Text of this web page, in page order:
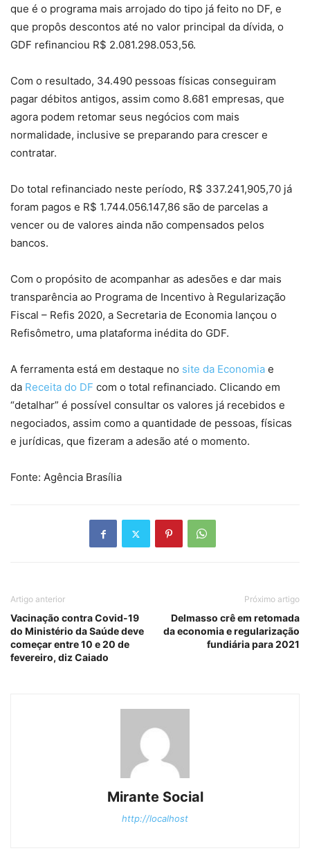
que é o programa mais arrojado do tipo já feito no DF, e
que propôs descontos até no valor principal da dívida, o
GDF refinanciou R$ 2.081.298.053,56.
Com o resultado, 34.490 pessoas físicas conseguiram
pagar débitos antigos, assim como 8.681 empresas, que
agora podem retomar seus negócios com mais
normalidade, inclusive se preparando para crescer e
contratar.
Do total refinanciado neste período, R$ 337.241,905,70 já
foram pagos e R$ 1.744.056.147,86 são de parcelas a
vencer ou de valores ainda não compensados pelos
bancos.
Com o propósito de acompanhar as adesões e dar mais
transparência ao Programa de Incentivo à Regularização
Fiscal – Refis 2020, a Secretaria de Economia lançou o
Refisômetro, uma plataforma inédita do GDF.
A ferramenta está em destaque no site da Economia e
da Receita do DF com o total refinanciado. Clicando em
“detalhar” é possível consultar os valores já recebidos e
negociados, assim como a quantidade de pessoas, físicas
e jurídicas, que fizeram a adesão até o momento.
Fonte: Agência Brasília
Artigo anterior
Vacinação contra Covid-19
do Ministério da Saúde deve
começar entre 10 e 20 de
fevereiro, diz Caiado
Próximo artigo
Delmasso crê em retomada
da economia e regularização
fundiária para 2021
Mirante Social
http://localhost